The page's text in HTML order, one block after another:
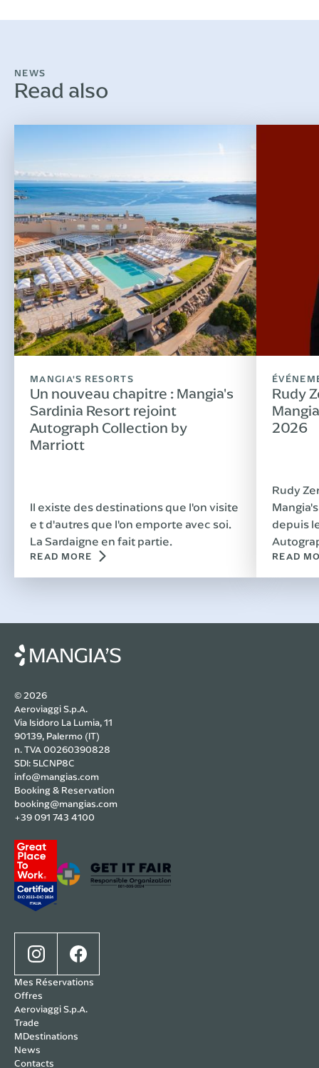
NEWS
Read also
MANGIA'S RESORTS
Un nouveau chapitre : Mangia's
Sardinia Resort rejoint
Autograph Collection by
Marriott
Il existe des destinations que l'on visite
e t d'autres que l'on emporte avec soi.
La Sardaigne en fait partie.
READ MORE
Rudy
2026
Rudy
depuis
Costa
sous le
READ
© 2026
Aeroviaggi S.p.A.
Via Isidoro La Lumia, 11
90139, Palermo (IT)
n. TVA 00260390828
SDI: 5LCNP8C
info@mangias.com
Booking & Reservation
booking@mangias.com
+39 091 743 4100
Mes Réservations
Offres
Aeroviaggi S.p.A.
Trade
MDestinations
News
Contacts